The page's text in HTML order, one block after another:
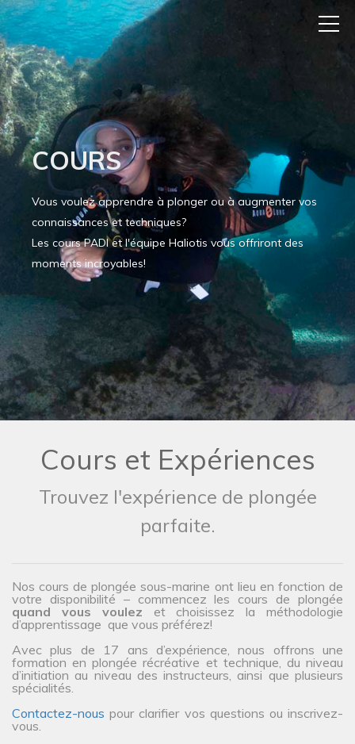
COURS
Vous voulez apprendre à plonger ou à augmenter vos
connaissances et techniques?
Les cours PADI et l'équipe Haliotis vous offriront des
moments incroyables!
Cours et Expériences
Trouvez l'expérience de plongée
parfaite.
Nos cours de plongée sous-marine ont lieu en fonction de
votre disponibilité – commencez les cours de plongée
quand vous voulez et choisissez la méthodologie
d’apprentissage que vous préférez!
Avec plus de 17 ans d’expérience, nous offrons une
formation en plongée récréative et technique, du niveau
d’initiation au niveau des instructeurs, ainsi que plusieurs
spécialités.
Contactez-nous pour clarifier vos questions ou inscrivez-
vous.